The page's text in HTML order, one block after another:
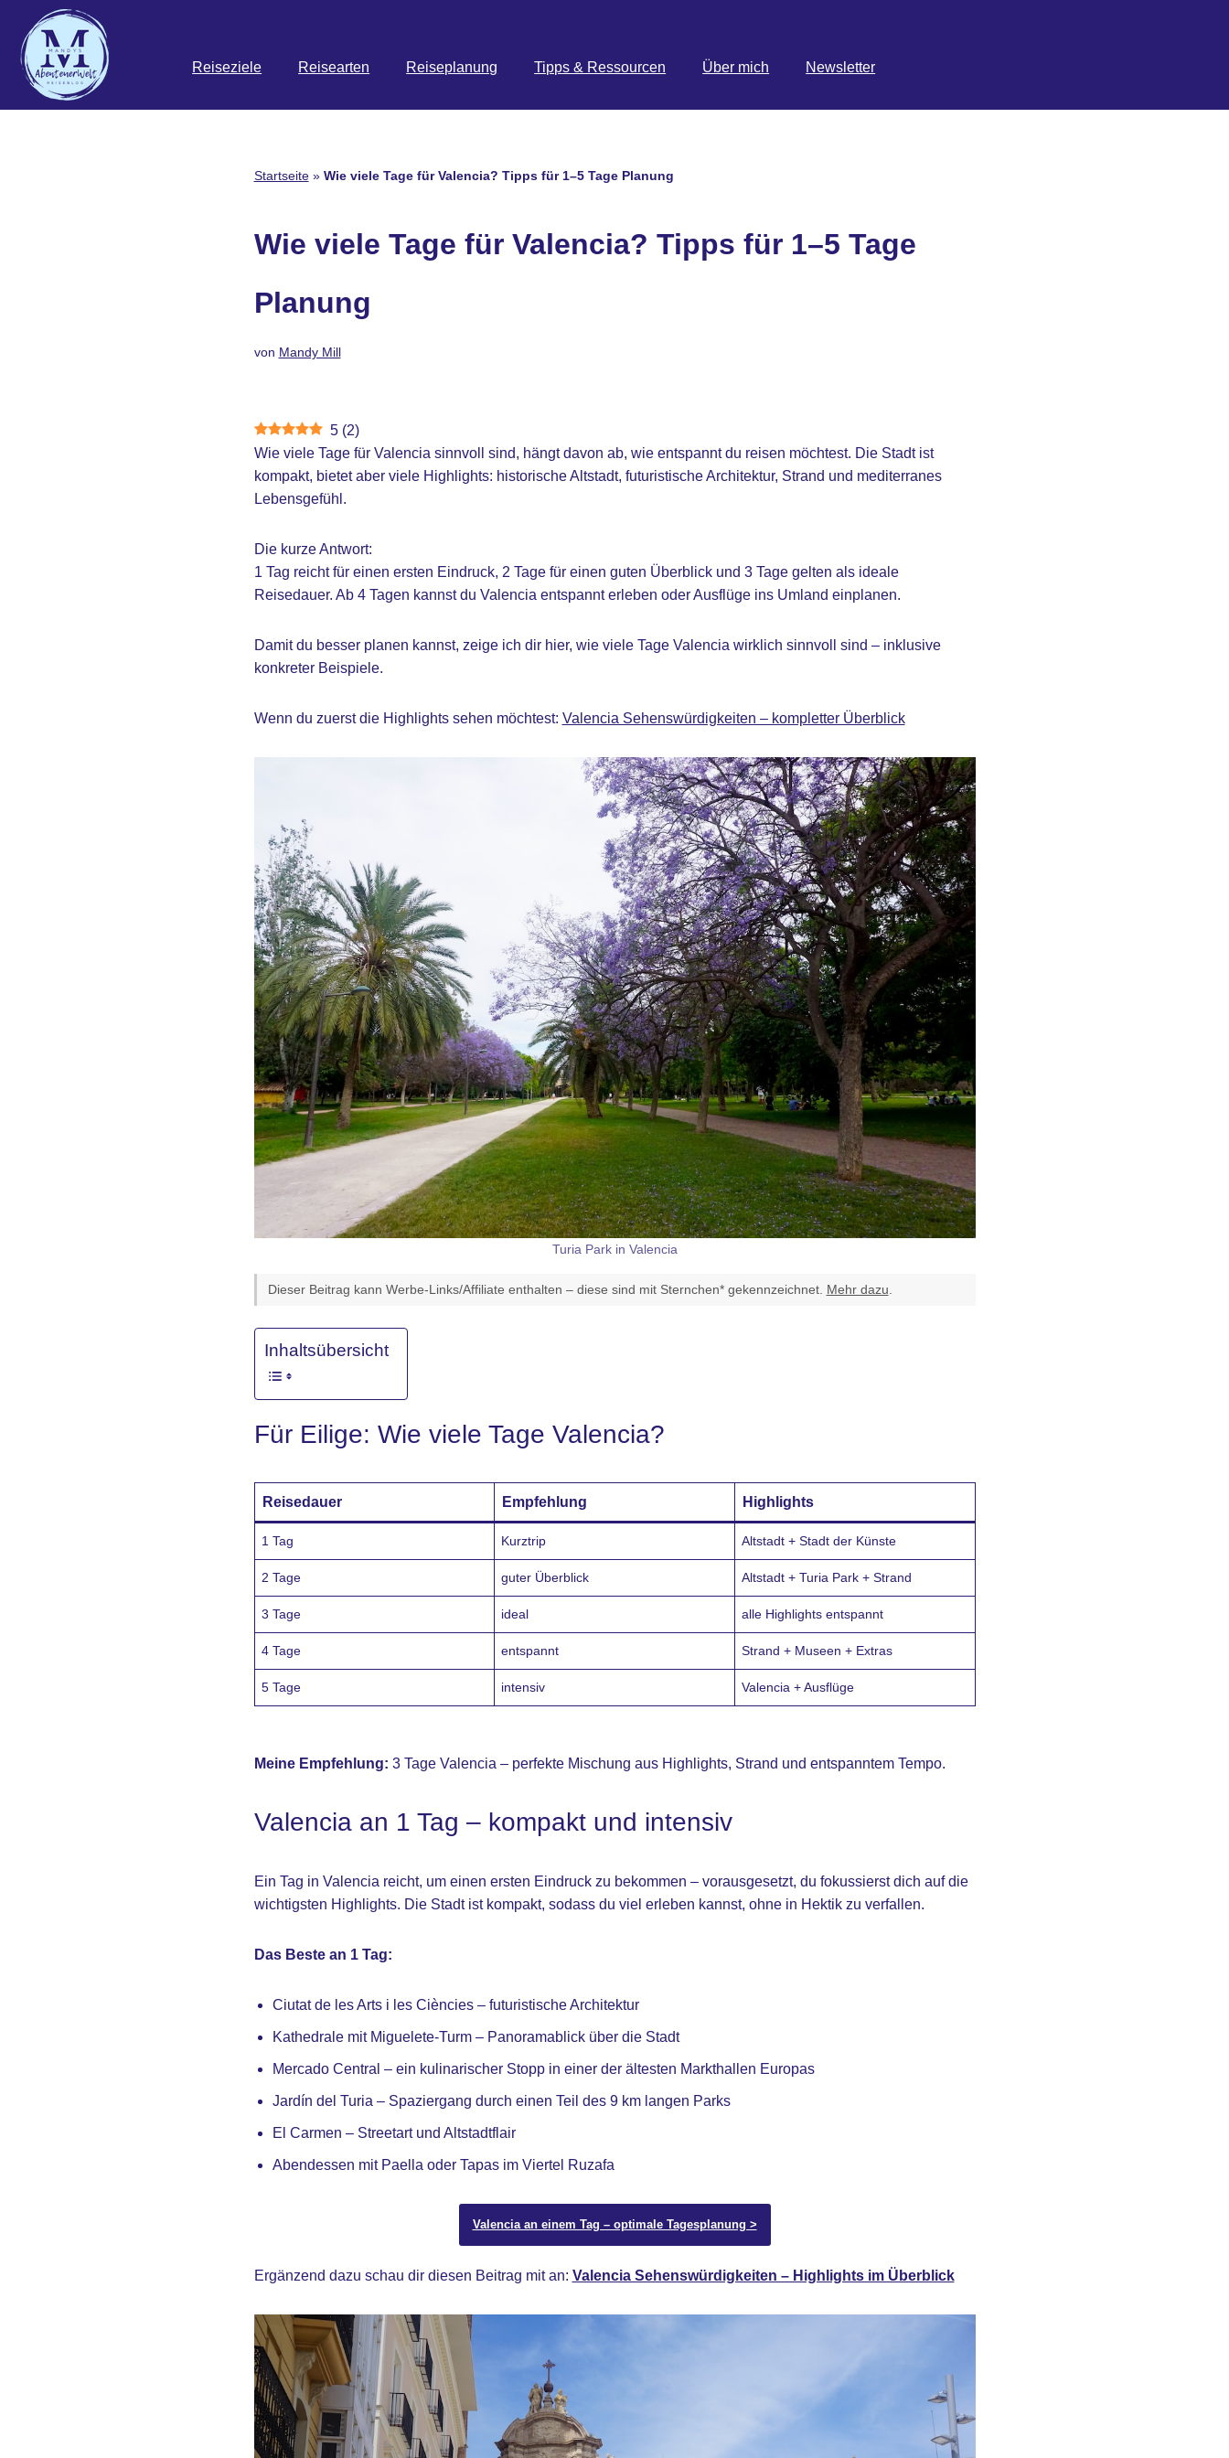
Zum
Inhalt
springen
Reiseziele Reisearten Reiseplanung Tipps & Ressourcen Über mich Newsletter
Startseite» Wie viele Tage für Valencia? Tipps für 1–5 Tage Planung
Wie viele Tage für Valencia? Tipps für 1–5 Tage
Planung
von Mandy Mill
5 (2)
Wie viele Tage für Valencia sinnvoll sind, hängt davon ab, wie entspannt du reisen möchtest. Die Stadt ist
kompakt, bietet aber viele Highlights: historische Altstadt, futuristische Architektur, Strand und mediterranes
Lebensgefühl.
Die kurze Antwort:
1 Tag reicht für einen ersten Eindruck, 2 Tage für einen guten Überblick und 3 Tage gelten als ideale
Reisedauer. Ab 4 Tagen kannst du Valencia entspannt erleben oder Ausflüge ins Umland einplanen.
Damit du besser planen kannst, zeige ich dir hier, wie viele Tage Valencia wirklich sinnvoll sind – inklusive
konkreter Beispiele.
Wenn du zuerst die Highlights sehen möchtest: Valencia Sehenswürdigkeiten – kompletter Überblick
Turia Park in Valencia
Dieser Beitrag kann Werbe-Links/Affiliate enthalten – diese sind mit Sternchen* gekennzeichnet. Mehr dazu.
Inhaltsübersicht
Für Eilige: Wie viele Tage Valencia?
Reisedauer Empfehlung Highlights
1 Tag Kurztrip Altstadt + Stadt der Künste
2 Tage guter Überblick Altstadt + Turia Park + Strand
3 Tage ideal alle Highlights entspannt
4 Tage entspannt Strand + Museen + Extras
5 Tage intensiv Valencia + Ausflüge
Meine Empfehlung: 3 Tage Valencia – perfekte Mischung aus Highlights, Strand und entspanntem Tempo.
Valencia an 1 Tag – kompakt und intensiv
Ein Tag in Valencia reicht, um einen ersten Eindruck zu bekommen – vorausgesetzt, du fokussierst dich auf die
wichtigsten Highlights. Die Stadt ist kompakt, sodass du viel erleben kannst, ohne in Hektik zu verfallen.
Das Beste an 1 Tag:
Ciutat de les Arts i les Ciències – futuristische Architektur
Kathedrale mit Miguelete-Turm – Panoramablick über die Stadt
Mercado Central – ein kulinarischer Stopp in einer der ältesten Markthallen Europas
Jardín del Turia – Spaziergang durch einen Teil des 9 km langen Parks
El Carmen – Streetart und Altstadtflair
Abendessen mit Paella oder Tapas im Viertel Ruzafa
Valencia an einem Tag – optimale Tagesplanung >
Ergänzend dazu schau dir diesen Beitrag mit an: Valencia Sehenswürdigkeiten – Highlights im Überblick